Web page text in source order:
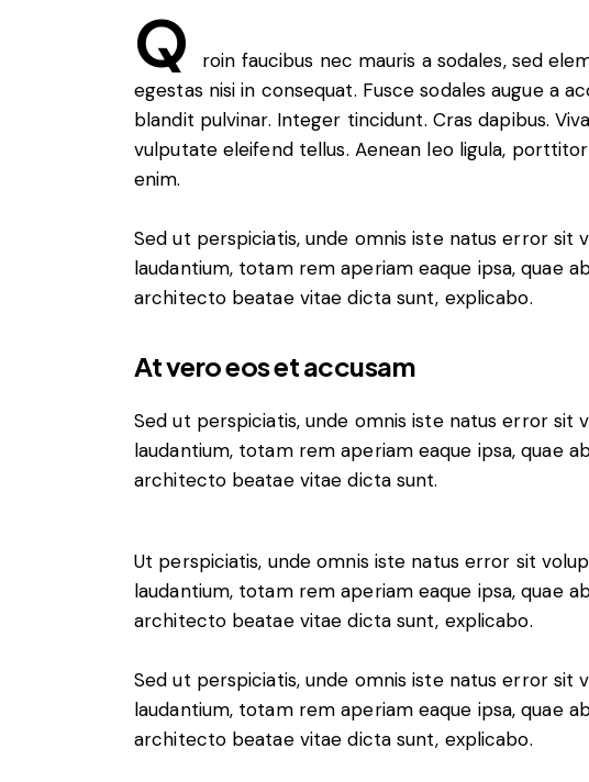
Q
roin faucibus nec mauris a sodales, sed
egestas nisi in consequat. Fusce sodales augue a
blandit pulvinar. Integer tincidunt. Cras dapibus.
vulputate eleifend tellus. Aenean leo ligula,
enim.
Sed ut perspiciatis, unde omnis iste natus error
laudantium, totam rem aperiam eaque ipsa, quae
architecto beatae vitae dicta sunt, explicabo.
At vero eos et accusam
Sed ut perspiciatis, unde omnis iste natus error
laudantium, totam rem aperiam eaque ipsa, quae
architecto beatae vitae dicta sunt.
Ut perspiciatis, unde omnis iste natus error sit
laudantium, totam rem aperiam eaque ipsa, quae
architecto beatae vitae dicta sunt, explicabo.
Sed ut perspiciatis, unde omnis iste natus error
laudantium, totam rem aperiam eaque ipsa, quae
architecto beatae vitae dicta sunt, explicabo.